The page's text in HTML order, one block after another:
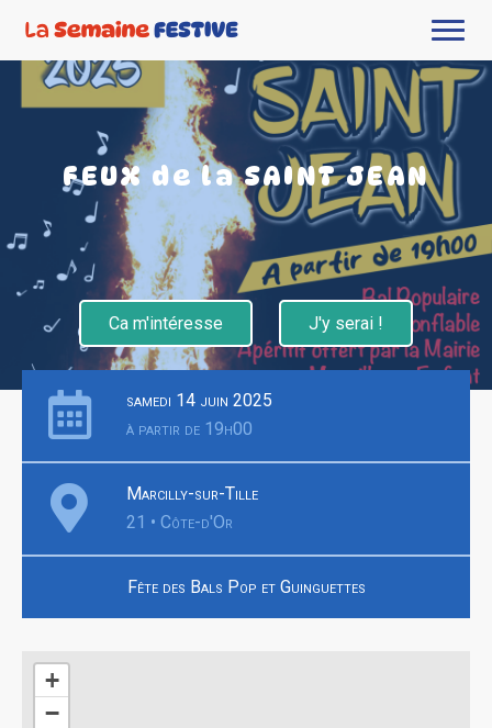
FEUX de la SAINT JEAN
Ca m'intéresse J'y serai !
samedi 14 juin 2025
à partir de 19h00
Marcilly-sur-Tille
21 • Côte-d'Or
Fête des Bals Pop et Guinguettes
+
−